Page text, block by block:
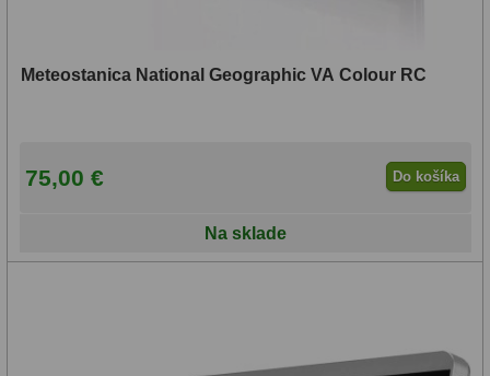
Meteostanica National Geographic VA Colour RC
75,00 € Do košíka
Na sklade